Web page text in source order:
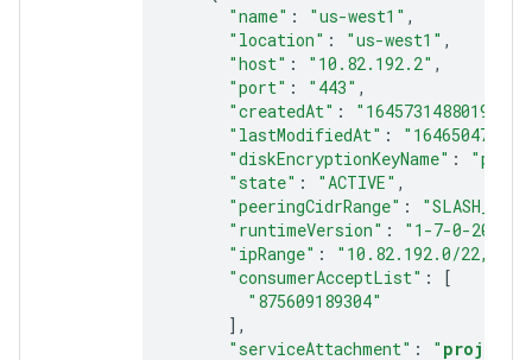
"name" : "us-west1" ,
"location" : "us-west1" ,
"host" : "10.82.192.2" ,
"port" : "443" ,
"createdAt" : "1645731488019"
"lastModifiedAt" :
"diskEncryptionKeyName" :
"state" : "ACTIVE" ,
"peeringCidrRange" : "SLASH_22"
"runtimeVersion" :
"1-7-0-
"ipRange" :
"10.82.192.0/
"consumerAcceptList" :
[
"875609189304"
],
"serviceAttachment" : " projects/